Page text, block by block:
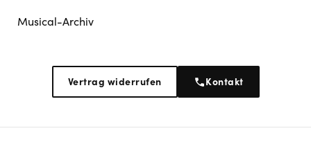
Musical-Archiv
Vertrag widerrufen Kontakt